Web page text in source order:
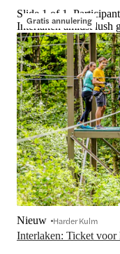
Gratis annulering
Slide 1 of 1,
Interlaken amidst lush
Interlaken: Ticket voor
Nieuw Harder Kulm